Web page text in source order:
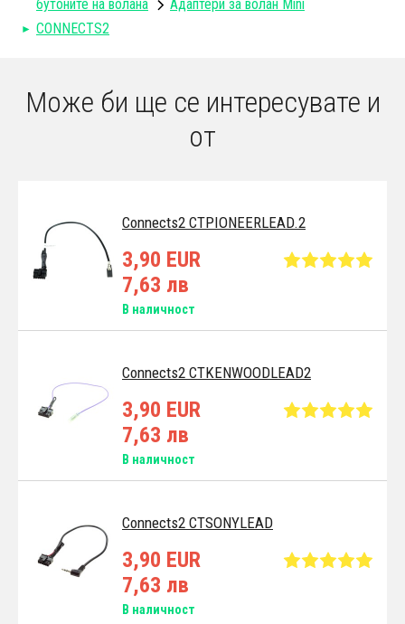
бутоните на волана
Адаптери за волан Mini
CONNECTS2
Може би ще се интересувате и
от
Connects2 CTPIONEERLEAD.2
3,90 EUR
7,63 лв
В наличност
Connects2 CTKENWOODLEAD2
3,90 EUR
7,63 лв
В наличност
Connects2 CTSONYLEAD
3,90 EUR
7,63 лв
В наличност